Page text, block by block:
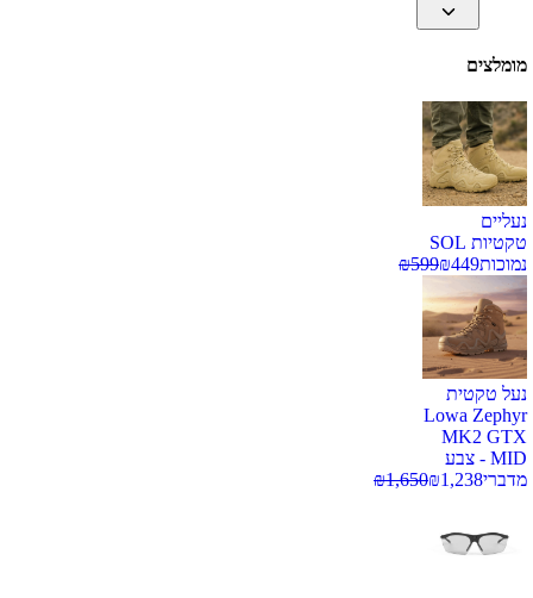
מומלצים
נעליים
טקטיות SOL
נמוכות
₪449
₪599
נעל טקטית
Lowa Zephyr
MK2 GTX
MID - צבע
מדברי
₪1,238
₪1,650